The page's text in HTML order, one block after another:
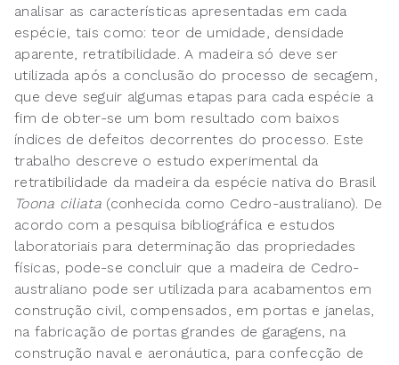
analisar as características apresentadas em cada
espécie, tais como: teor de umidade, densidade
aparente, retratibilidade. A madeira só deve ser
utilizada após a conclusão do processo de secagem,
que deve seguir algumas etapas para cada espécie a
fim de obter-se um bom resultado com baixos
índices de defeitos decorrentes do processo. Este
trabalho descreve o estudo experimental da
retratibilidade da madeira da espécie nativa do Brasil
Toona ciliata (conhecida como Cedro-australiano). De
acordo com a pesquisa bibliográfica e estudos
laboratoriais para determinação das propriedades
físicas, pode-se concluir que a madeira de Cedro-
australiano pode ser utilizada para acabamentos em
construção civil, compensados, em portas e janelas,
na fabricação de portas grandes de garagens, na
construção naval e aeronáutica, para confecção de